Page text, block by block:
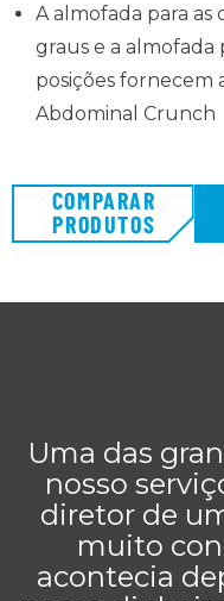
A almofada para as
graus e a almofada
posições fornecem
Abdominal Crunch
COMPARAR
PRODUTOS
Uma das
nosso
diretor de
muito
acontecia